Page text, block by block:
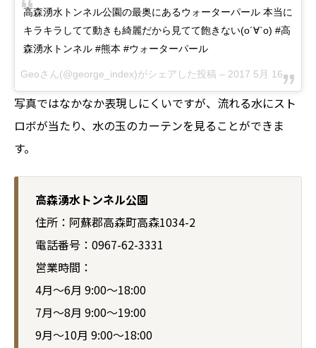
高森湧水トンネル公園の最奥にあるウォーターパール 本当に
キラキラしてて動きも綺麗だから見てて飽きない(о´∀`о) #高
森湧水トンネル #熊本 #ウォーターパール
Geoさん(@george_index)がシェアした投稿 – 2017 5月 16 11:37午後 PDT
写真ではなかなか表現しにくいですが、流れる水にスト
ロボが当たり、水の玉のカーテンを見ることができま
す。
高森湧水トンネル公園
住所：阿蘇郡高森町高森1034-2
電話番号：0967-62-3331
営業時間：
4月～6月 9:00～18:00
7月～8月 9:00～19:00
9月～10月 9:00～18:00